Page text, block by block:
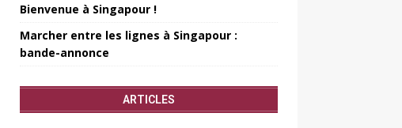
Bienvenue à Singapour !
Marcher entre les lignes à Singapour :
bande-annonce
ARTICLES